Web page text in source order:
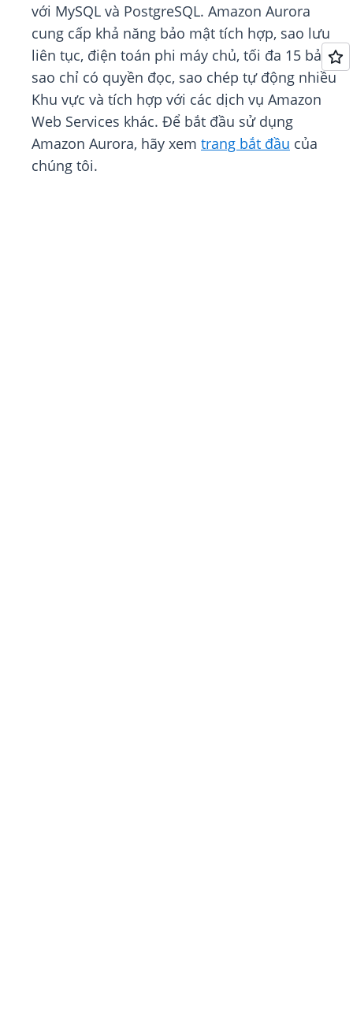
với MySQL và PostgreSQL. Amazon Aurora
cung cấp khả năng bảo mật tích hợp, sao lưu
liên tục, điện toán phi máy chủ, tối đa 15 bản
sao chỉ có quyền đọc, sao chép tự động nhiều
Khu vực và tích hợp với các dịch vụ Amazon
Web Services khác. Để bắt đầu sử dụng
Amazon Aurora, hãy xem trang bắt đầu của
chúng tôi.